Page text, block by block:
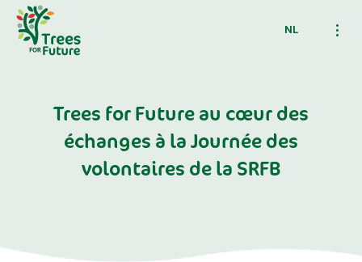
NL
Trees for Future au cœur des
échanges à la Journée des
volontaires de la SRFB